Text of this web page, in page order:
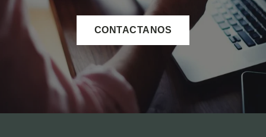
CONTACTANOS